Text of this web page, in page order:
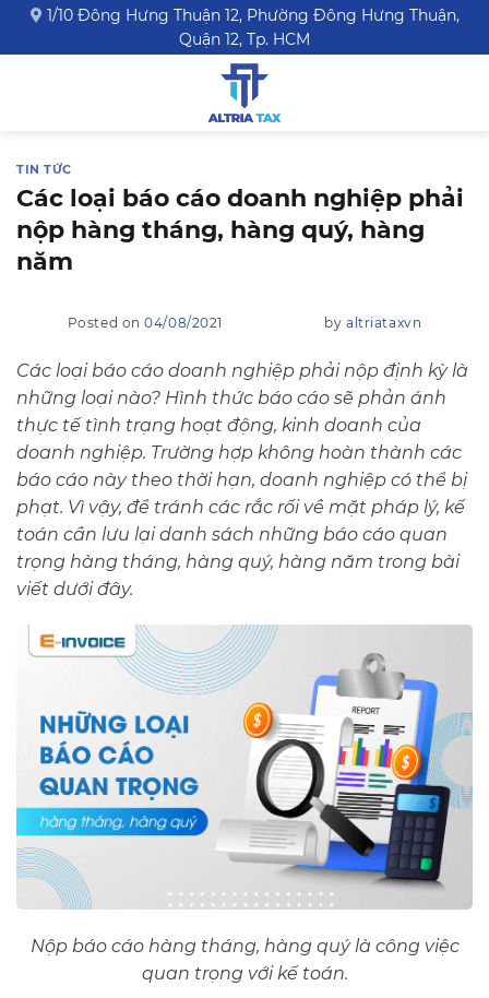
Skip 1/10 Đông Hưng Thuận 12, Phường Đông Hưng Thuận,
Quận 12, Tp. HCM
TIN TỨC
Các loại báo cáo doanh nghiệp phải
nộp hàng tháng, hàng quý, hàng
năm
Posted on04/08/2021 byaltriataxvn
Các loại báo cáo doanh nghiệp phải nộp định kỳ là
những loại nào? Hình thức báo cáo sẽ phản ánh
thực tế tình trạng hoạt động, kinh doanh của
doanh nghiệp. Trường hợp không hoàn thành các
báo cáo này theo thời hạn, doanh nghiệp có thể bị
phạt. Vì vậy, để tránh các rắc rối về mặt pháp lý, kế
toán cần lưu lại danh sách những báo cáo quan
trọng hàng tháng, hàng quý, hàng năm trong bài
viết dưới đây.
Nộp báo cáo hàng tháng, hàng quý là công việc
quan trọng với kế toán.